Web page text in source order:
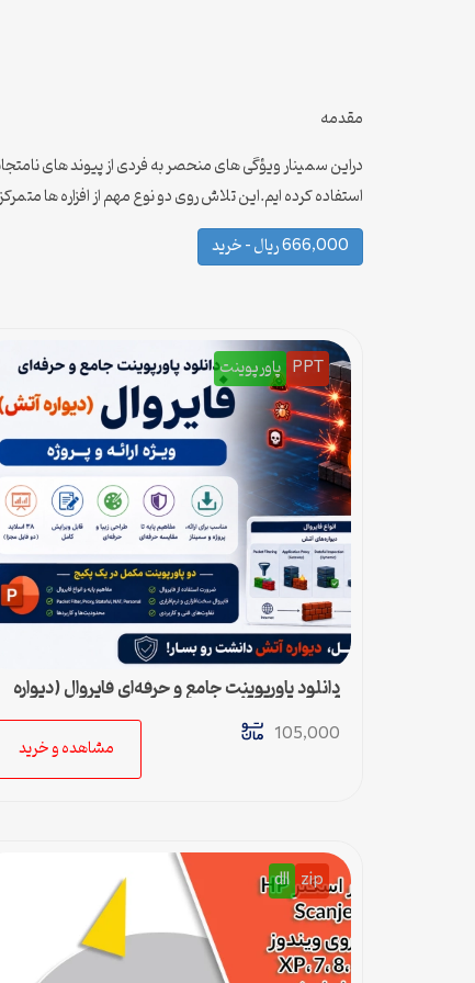
مقدمه
استفاده کرده ایم.این تلاش روی دو نوع مهم از افزاره ها
666,000 ریال – خرید
PPT پاورپوینت
دانلود پاورپوینت جامع و حرفه‌ای فایروال (دیواره
105,000
مشاهده و خرید
zip
dll